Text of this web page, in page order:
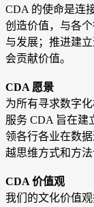
CDA 的使命是连
创造价值，与各
与发展；推进建
会贡献价值。
CDA 愿景
为所有寻求数字
服务 CDA 旨在建
领各行各业在数
越思维方式和方
CDA 价值观
我们的文化价值